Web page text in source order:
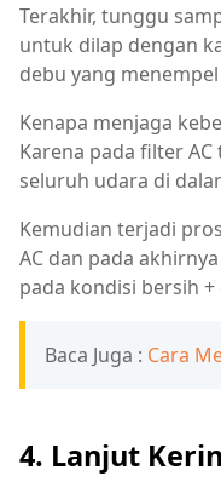
Terakhir, tunggu
untuk dilap dengan
debu yang
Kenapa menjaga
Karena pada filter
seluruh udara di
Kemudian terjadi
AC dan pada
pada kondisi bersih +
Baca Juga : Cara
4. Lanjut